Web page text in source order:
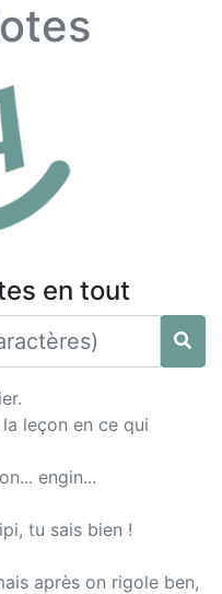
en tout
leçon en ce qui
engin...
tu sais bien !
après on rigole ben,